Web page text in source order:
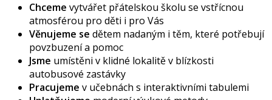
Chceme vytvářet přátelskou školu se vstřícnou
atmosférou pro děti i pro Vás
Věnujeme se dětem nadaným i těm, které potřebují
povzbuzení a pomoc
Jsme umístěni v klidné lokalitě v blízkosti
autobusové zastávky
Pracujeme v učebnách s interaktivními tabulemi